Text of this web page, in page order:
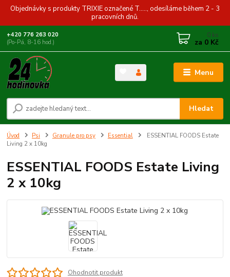
Objednávky s produkty TRIXIE označené T....., odesíláme během 2 - 3
pracovních dnů.
Menu
Hledat
+420 776 263 020
(Po-Pá, 8-16 hod.)
0 ks
za 0 Kč
Úvod Psi Granule pro psy Essential
ESSENTIAL FOODS Estate
Living 2 x 10kg
ESSENTIAL FOODS Estate Living
2 x 10kg
Ohodnotit produkt